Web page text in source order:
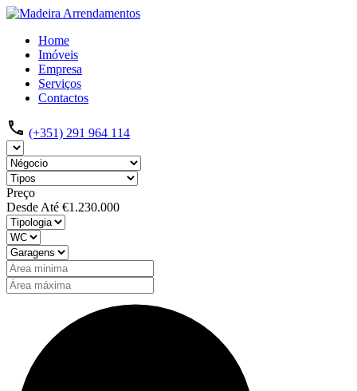
Home
Imóveis
Empresa
Serviços
Contactos
(+351) 291 964 114
Preço
Desde Até €1.230.000